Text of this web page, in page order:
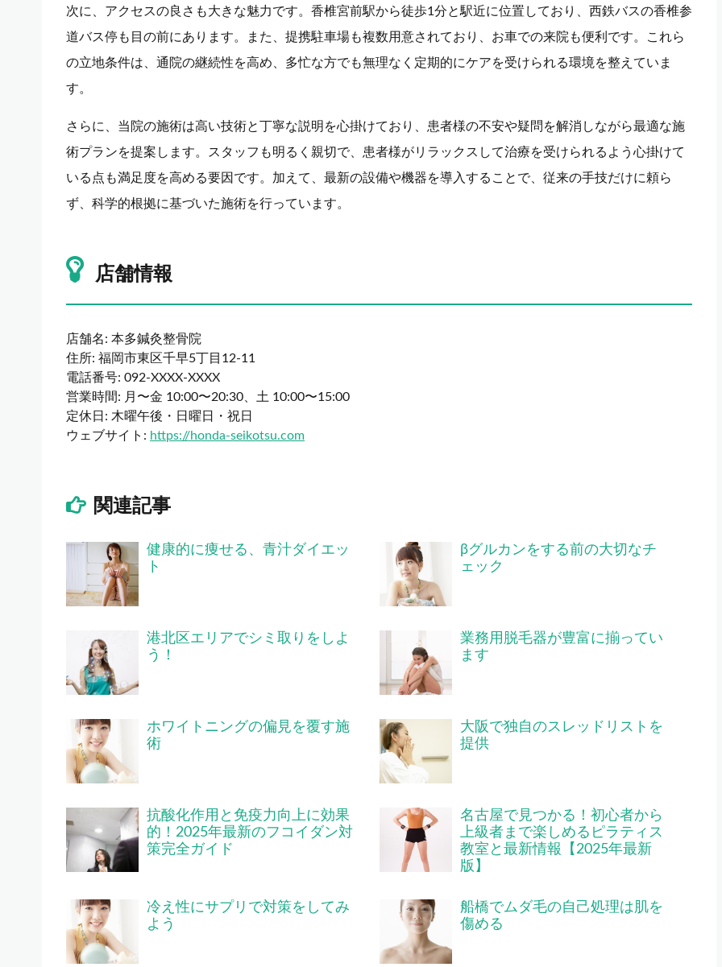
次に、アクセスの良さも大きな魅力です。香椎宮前駅から徒歩1分と駅近に位置しており、西鉄バスの香椎参
道バス停も目の前にあります。また、提携駐車場も複数用意されており、お車での来院も便利です。これら
の立地条件は、通院の継続性を高め、多忙な方でも無理なく定期的にケアを受けられる環境を整えていま
す。
さらに、当院の施術は高い技術と丁寧な説明を心掛けており、患者様の不安や疑問を解消しながら最適な施
術プランを提案します。スタッフも明るく親切で、患者様がリラックスして治療を受けられるよう心掛けて
いる点も満足度を高める要因です。加えて、最新の設備や機器を導入することで、従来の手技だけに頼ら
ず、科学的根拠に基づいた施術を行っています。
店舗情報
店舗名: 本多鍼灸整骨院
住所: 福岡市東区千早5丁目12-11
電話番号: 092-XXXX-XXXX
営業時間: 月〜金 10:00〜20:30、土 10:00〜15:00
定休日: 木曜午後・日曜日・祝日
ウェブサイト: https://honda-seikotsu.com
関連記事
健康的に痩せる、青汁ダイエッ
ト
βグルカンをする前の大切なチ
ェック
港北区エリアでシミ取りをしよ
う！
業務用脱毛器が豊富に揃ってい
ます
ホワイトニングの偏見を覆す施
術
大阪で独自のスレッドリストを
提供
抗酸化作用と免疫力向上に効果
的！2025年最新のフコイダン対
策完全ガイド
名古屋で見つかる！初心者から
上級者まで楽しめるピラティス
教室と最新情報【2025年最新
版】
冷え性にサプリで対策をしてみ
よう
船橋でムダ毛の自己処理は肌を
傷める